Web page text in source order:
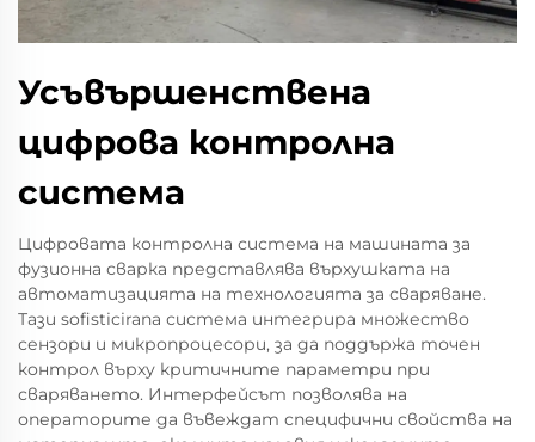
Усъвършенствена
цифрова контролна
система
Цифровата контролна система на машината за
фузионна сварка представлява върхушката на
автоматизацията на технологията за сваряване.
Тази sofisticirana система интегрира множество
сензори и микропроцесори, за да поддържа точен
контрол върху критичните параметри при
сваряването. Интерфейсът позволява на
операторите да въвеждат специфични свойства на